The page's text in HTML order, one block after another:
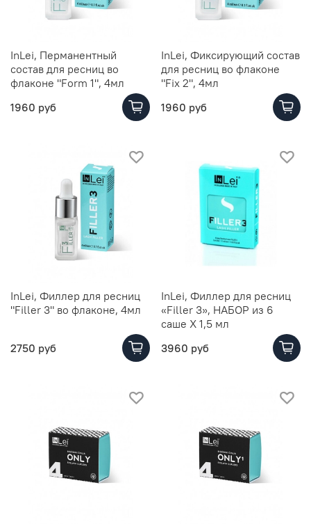
InLei, Перманентный
состав для ресниц во
флаконе "Form 1", 4мл
1960 руб
InLei, Фиксирующий состав
для ресниц во флаконе
"Fix 2", 4мл
1960 руб
InLei, Филлер для ресниц
"Filler 3" во флаконе, 4мл
2750 руб
InLei, Филлер для ресниц
«Filler 3», НАБОР из 6
саше Х 1,5 мл
3960 руб